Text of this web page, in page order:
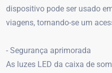
dispositivo pode ser usado
viagens, tornando-se um
- Segurança aprimorada
As luzes LED da caixa de